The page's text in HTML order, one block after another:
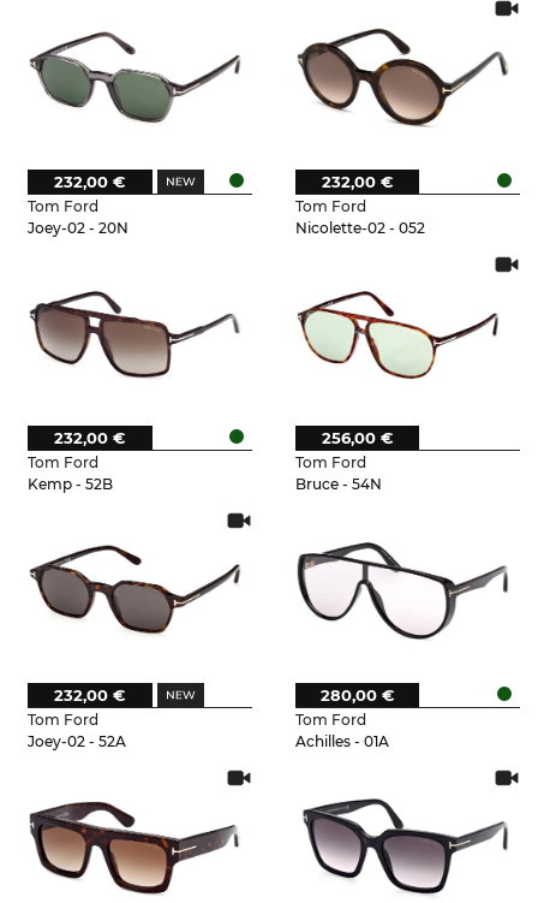
Tom Ford
Joey-02 - 20N
232,00 €
Tom Ford
Nicolette-02 - 052
232,00 €
Tom Ford
Kemp - 52B
232,00 €
Tom Ford
Bruce - 54N
256,00 €
Tom Ford
Joey-02 - 52A
232,00 €
Tom Ford
Achilles - 01A
280,00 €